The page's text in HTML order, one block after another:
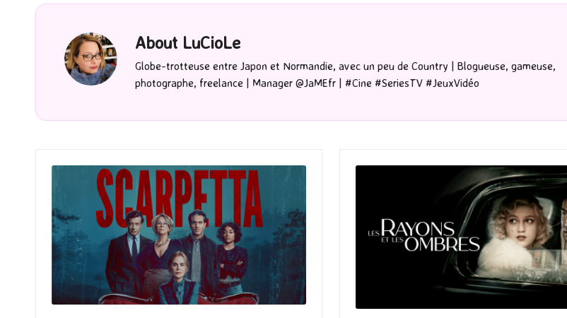
About LuCioLe
Globe-trotteuse entre Japon et Normandie, avec un peu de Country | Blogueuse, gameuse,
photographe, freelance | Manager @JaMEfr | #Cine #SeriesTV #JeuxVidéo